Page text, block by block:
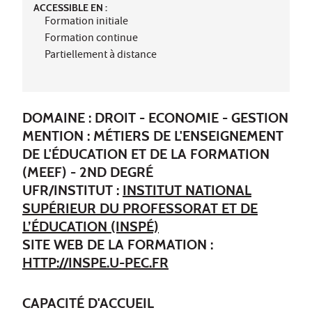
ACCESSIBLE EN :
Formation initiale
Formation continue
Partiellement à distance
DOMAINE : DROIT - ECONOMIE - GESTION
MENTION : MÉTIERS DE L'ENSEIGNEMENT
DE L'ÉDUCATION ET DE LA FORMATION
(MEEF) - 2ND DEGRÉ
UFR/INSTITUT : INSTITUT NATIONAL
SUPÉRIEUR DU PROFESSORAT ET DE
L’ÉDUCATION (INSPÉ)
SITE WEB DE LA FORMATION :
HTTP://INSPE.U-PEC.FR
CAPACITÉ D'ACCUEIL